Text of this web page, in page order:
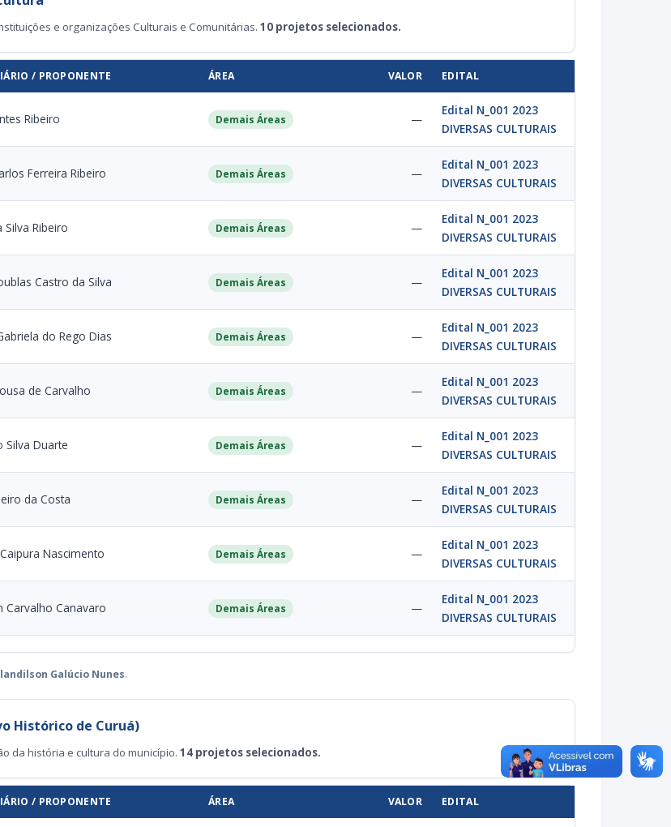
e organizações Culturais e Comunitárias. 10 projetos selecionados.
/ PROPONENTE ÁREA VALOR EDITAL
Ribeiro Demais Áreas —
Edital N_001 2023
DIVERSAS CULTURAIS
Ferreira Ribeiro Demais Áreas —
Edital N_001 2023
DIVERSAS CULTURAIS
Silva Ribeiro Demais Áreas —
Edital N_001 2023
DIVERSAS CULTURAIS
Castro da Silva Demais Áreas —
Edital N_001 2023
DIVERSAS CULTURAIS
do Rego Dias Demais Áreas —
Edital N_001 2023
DIVERSAS CULTURAIS
de Carvalho Demais Áreas —
Edital N_001 2023
DIVERSAS CULTURAIS
Silva Duarte Demais Áreas —
Edital N_001 2023
DIVERSAS CULTURAIS
da Costa Demais Áreas —
Edital N_001 2023
DIVERSAS CULTURAIS
Nascimento Demais Áreas —
Edital N_001 2023
DIVERSAS CULTURAIS
Carvalho Canavaro Demais Áreas —
Edital N_001 2023
DIVERSAS CULTURAIS
Galúcio Nunes.
Histórico de Curuá)
da história e cultura do município. 14 projetos selecionados.
/ PROPONENTE ÁREA VALOR EDITAL